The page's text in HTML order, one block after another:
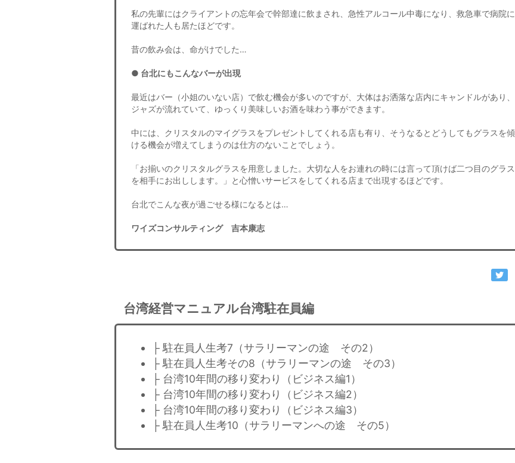
私の先輩にはクライアントの忘年会で幹部達に飲まされ、急性アルコール中毒になり、救急車で病院に
運ばれた人も居たほどです。
昔の飲み会は、命がけでした…
● 台北にもこんなバーが出現
最近はバー（小姐のいない店）で飲む機会が多いのですが、大体はお洒落な店内にキャンドルがあり、
ジャズが流れていて、ゆっくり美味しいお酒を味わう事ができます。
中には、クリスタルのマイグラスをプレゼントしてくれる店も有り、そうなるとどうしてもグラスを傾
ける機会が増えてしまうのは仕方のないことでしょう。
「お揃いのクリスタルグラスを用意しました。大切な人をお連れの時には言って頂けば二つ目のグラス
を相手にお出しします。」と心憎いサービスをしてくれる店まで出現するほどです。
台北でこんな夜が過ごせる様になるとは…
ワイズコンサルティング 吉本康志
台湾経営マニュアル台湾駐在員編
├ 駐在員人生考7（サラリーマンの途 その2）
├ 駐在員人生考その8（サラリーマンの途 その3）
├ 台湾10年間の移り変わり（ビジネス編1）
├ 台湾10年間の移り変わり（ビジネス編2）
├ 台湾10年間の移り変わり（ビジネス編3）
├ 駐在員人生考10（サラリーマンへの途 その5）